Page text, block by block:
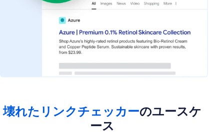
壊れたリンクチェッカーのユースケ
ース